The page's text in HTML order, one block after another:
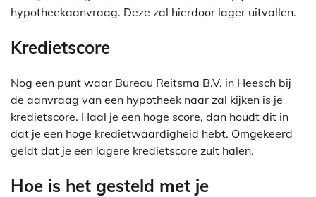
hypotheekaanvraag. Deze zal hierdoor lager uitvallen.
Kredietscore
Nog een punt waar Bureau Reitsma B.V. in Heesch bij
de aanvraag van een hypotheek naar zal kijken is je
kredietscore. Haal je een hoge score, dan houdt dit in
dat je een hoge kredietwaardigheid hebt. Omgekeerd
geldt dat je een lagere kredietscore zult halen.
Hoe is het gesteld met je